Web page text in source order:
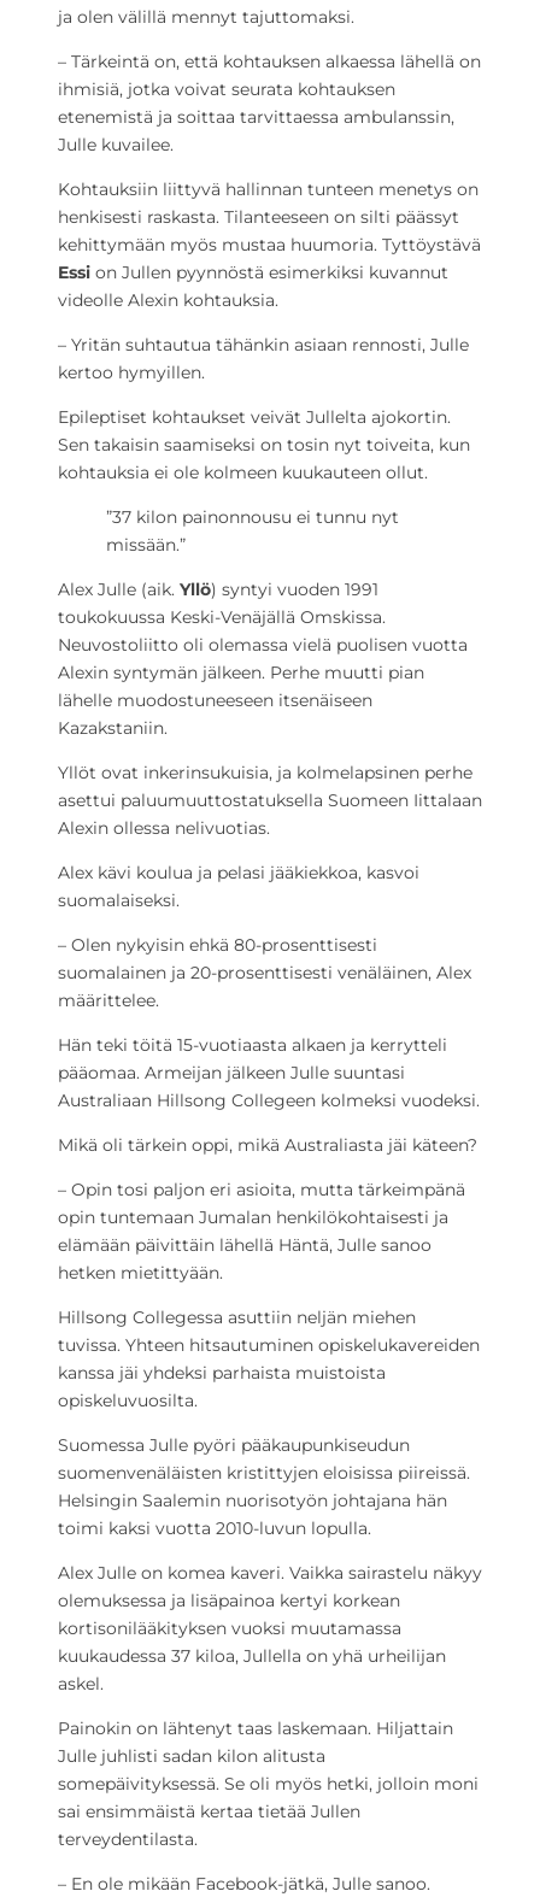
ja olen välillä mennyt tajuttomaksi.
– Tärkeintä on, että kohtauksen alkaessa lähellä on
ihmisiä, jotka voivat seurata kohtauksen
etenemistä ja soittaa tarvittaessa ambulanssin,
Julle kuvailee.
Kohtauksiin liittyvä hallinnan tunteen menetys on
henkisesti raskasta. Tilanteeseen on silti päässyt
kehittymään myös mustaa huumoria. Tyttöystävä
Essi on Jullen pyynnöstä esimerkiksi kuvannut
videolle Alexin kohtauksia.
– Yritän suhtautua tähänkin asiaan rennosti, Julle
kertoo hymyillen.
Epileptiset kohtaukset veivät Jullelta ajokortin.
Sen takaisin saamiseksi on tosin nyt toiveita, kun
kohtauksia ei ole kolmeen kuukauteen ollut.
”37 kilon painonnousu ei tunnu nyt
missään.”
Alex Julle (aik. Yllö) syntyi vuoden 1991
toukokuussa Keski-Venäjällä Omskissa.
Neuvostoliitto oli olemassa vielä puolisen vuotta
Alexin syntymän jälkeen. Perhe muutti pian
lähelle muodostuneeseen itsenäiseen
Kazakstaniin.
Yllöt ovat inkerinsukuisia, ja kolmelapsinen perhe
asettui paluumuuttostatuksella Suomeen Iittalaan
Alexin ollessa nelivuotias.
Alex kävi koulua ja pelasi jääkiekkoa, kasvoi
suomalaiseksi.
– Olen nykyisin ehkä 80-prosenttisesti
suomalainen ja 20-prosenttisesti venäläinen, Alex
määrittelee.
Hän teki töitä 15-vuotiaasta alkaen ja kerrytteli
pääomaa. Armeijan jälkeen Julle suuntasi
Australiaan Hillsong Collegeen kolmeksi vuodeksi.
Mikä oli tärkein oppi, mikä Australiasta jäi käteen?
– Opin tosi paljon eri asioita, mutta tärkeimpänä
opin tuntemaan Jumalan henkilökohtaisesti ja
elämään päivittäin lähellä Häntä, Julle sanoo
hetken mietittyään.
Hillsong Collegessa asuttiin neljän miehen
tuvissa. Yhteen hitsautuminen opiskelukavereiden
kanssa jäi yhdeksi parhaista muistoista
opiskeluvuosilta.
Suomessa Julle pyöri pääkaupunkiseudun
suomenvenäläisten kristittyjen eloisissa piireissä.
Helsingin Saalemin nuorisotyön johtajana hän
toimi kaksi vuotta 2010-luvun lopulla.
Alex Julle on komea kaveri. Vaikka sairastelu näkyy
olemuksessa ja lisäpainoa kertyi korkean
kortisonilääkityksen vuoksi muutamassa
kuukaudessa 37 kiloa, Jullella on yhä urheilijan
askel.
Painokin on lähtenyt taas laskemaan. Hiljattain
Julle juhlisti sadan kilon alitusta
somepäivityksessä. Se oli myös hetki, jolloin moni
sai ensimmäistä kertaa tietää Jullen
terveydentilasta.
– En ole mikään Facebook-jätkä, Julle sanoo.